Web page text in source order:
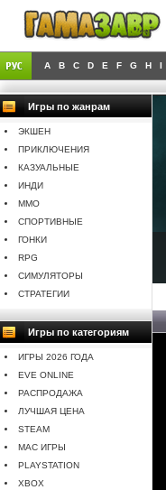
A B C D E F G H I
Игры по жанрам
ЭКШЕН
ПРИКЛЮЧЕНИЯ
КАЗУАЛЬНЫЕ
ИНДИ
MMO
СПОРТИВНЫЕ
ГОНКИ
RPG
СИМУЛЯТОРЫ
СТРАТЕГИИ
Игры по категориям
ИГРЫ 2026 ГОДА
EVE ONLINE
РАСПРОДАЖА
ЛУЧШАЯ ЦЕНА
STEAM
MAC ИГРЫ
PLAYSTATION
XBOX